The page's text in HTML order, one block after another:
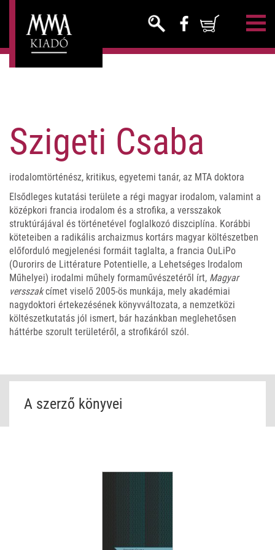
Szigeti Csaba
irodalomtörténész, kritikus, egyetemi tanár, az MTA doktora
Elsődleges kutatási területe a régi magyar irodalom, valamint a
középkori francia irodalom és a strofika, a versszakok
struktúrájával és történetével foglalkozó diszciplína. Korábbi
köteteiben a radikális archaizmus kortárs magyar költészetben
előforduló megjelenési formáit taglalta, a francia OuLiPo
(Ourorirs de Littérature Potentielle, a Lehetséges Irodalom
Műhelyei) irodalmi műhely formaművészetéről írt, Magyar
versszakcímet viselő 2005-ös munkája, mely akadémiai
nagydoktori értekezésének könyvváltozata, a nemzetközi
költészetkutatás jól ismert, bár hazánkban meglehetősen
háttérbe szorult területéről, a strofikáról szól.
A szerző könyvei